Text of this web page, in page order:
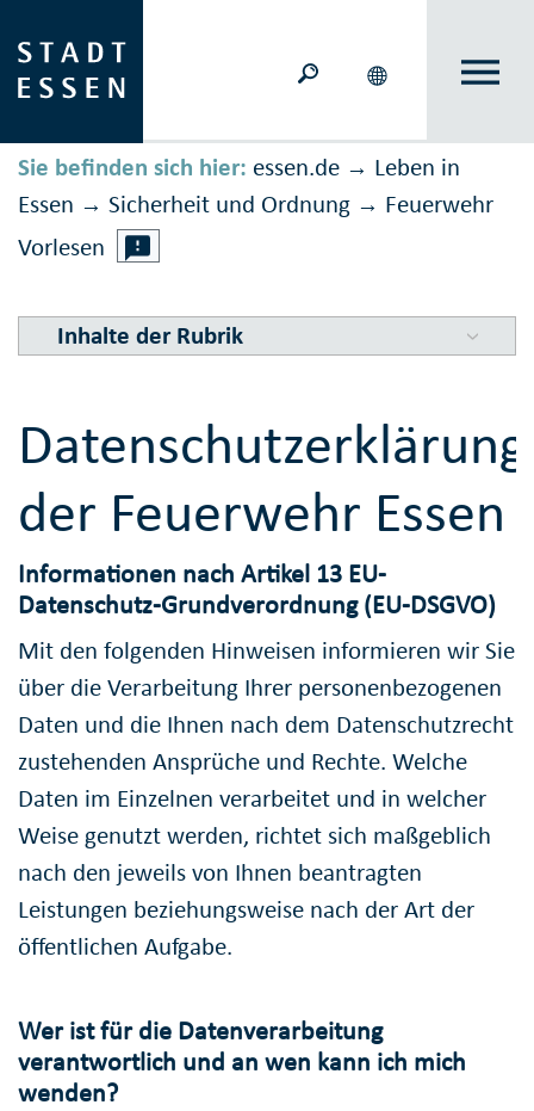
Sie befinden sich hier: essen.de → Leben in
Essen → Sicher­heit und Ord­nung → Feuer­wehr
Vorlesen
Inhalte der Rubrik
Datenschutzerklärung
der Feuerwehr Essen
Informationen nach Artikel 13 EU-
Datenschutz-Grundverordnung (EU-DSGVO)
Mit den folgenden Hinweisen informieren wir Sie
über die Verarbeitung Ihrer personenbezogenen
Daten und die Ihnen nach dem Datenschutzrecht
zustehenden Ansprüche und Rechte. Welche
Daten im Einzelnen verarbeitet und in welcher
Weise genutzt werden, richtet sich maßgeblich
nach den jeweils von Ihnen beantragten
Leistungen beziehungsweise nach der Art der
öffentlichen Aufgabe.
Wer ist für die Datenverarbeitung
verantwortlich und an wen kann ich mich
wenden?